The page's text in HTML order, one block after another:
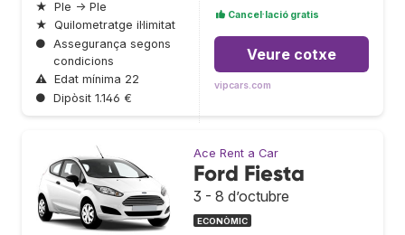
★ Ple → Ple
★ Quilometratge il·limitat
● Assegurança segons
condicions
⚠ Edat mínima 22
● Dipòsit 1.146 €
Cancel·lació gratis
Veure cotxe
vipcars.com
Ace Rent a Car
Ford Fiesta
3 - 8 d’octubre
ECONÒMIC